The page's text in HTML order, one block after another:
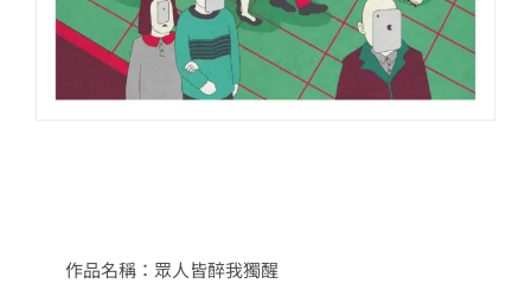
作品名稱：眾人皆醉我獨醒